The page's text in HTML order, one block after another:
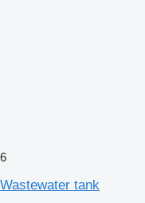
6
Wastewater tank